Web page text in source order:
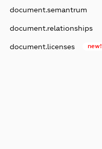
document.semantrum
document.relationships
document.licenses new!